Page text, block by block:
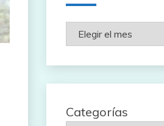
Rutas
Categorías